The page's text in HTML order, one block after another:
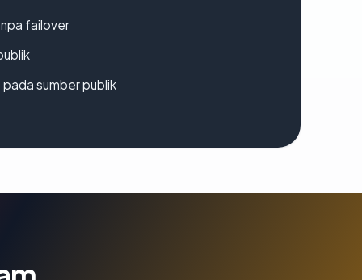
failover
sumber publik